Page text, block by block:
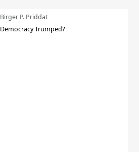
Birger P. Priddat
Democracy Trumped?